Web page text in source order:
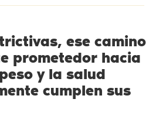
ese camino
prometedor hacia
y la salud
cumplen sus